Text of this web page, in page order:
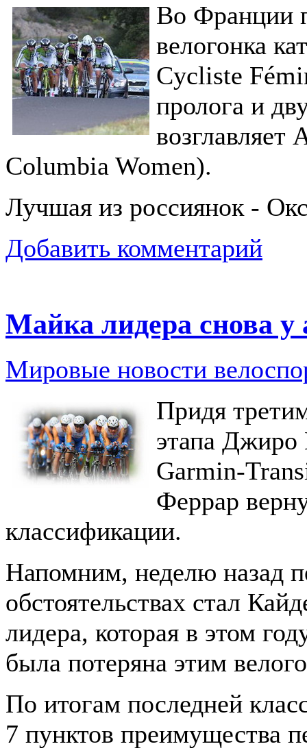
Во Франции
велогонка
Cycliste
пролога и
Columbia Women).
Лучшая из россиянок -
Добавить комментарий
Майка лидера снова
Мировые новости
Придя
этапа Джиро
Garmin-
Феррар
классификации.
Напомним, неделю назад
обстоятельствах стал
лидера, которая в этом
была потеряна этим
По итогам последней
7 пунктов преимущества